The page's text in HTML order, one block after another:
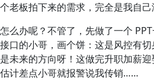
个老板拍下来的需求，完全是我自己
怎么办呢？不管了，先做了一个
接口的小哥，画个饼：这是风控有
是未来的方向呀！这做完升职加薪
估计差点小哥就报警说我传销……